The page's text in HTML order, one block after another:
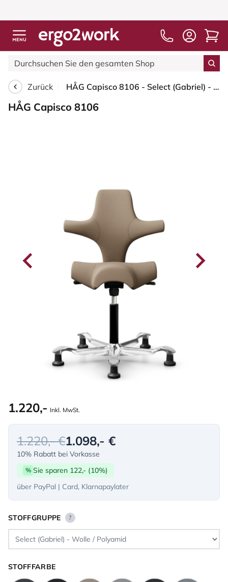
Zurück HÅG Capisco 8106 - Select (Gabriel) - Wolle / Polyamid - SC61184 - Light brown - Schwarz - 265 mm (Sitzhöhe 53-79cm) - Bodengleiter
HÅG Capisco 8106
1.220,- Inkl. MwSt.
1.220,- €1.098,- €
10% Rabatt bei Vorkasse
% Sie sparen 122,- (10%)
über PayPal | Card, Klarnapaylater
STOFFGRUPPE ?
STOFFFARBE